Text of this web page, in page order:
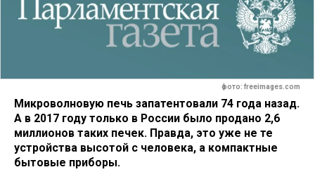
фото: freeimages.com
Микроволновую печь запатентовали 74 года назад.
А в 2017 году только в России было продано 2,6
миллионов таких печек. Правда, это уже не те
устройства высотой с человека, а компактные
бытовые приборы.